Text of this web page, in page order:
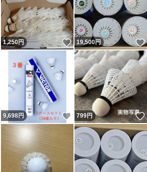
いいね！
1,250円 いいね！
19,500円
いね！
9,698円 いいね！
799円